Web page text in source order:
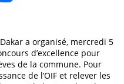
a organisé, mercredi 5
d’excellence pour
de la commune. Pour
de l’OIF et relever les